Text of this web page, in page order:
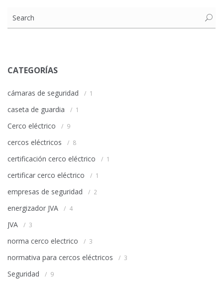
CATEGORÍAS
cámaras de seguridad 1
caseta de guardia 1
Cerco eléctrico 9
cercos eléctricos 8
certificación cerco eléctrico 1
certificar cerco eléctrico 1
empresas de seguridad 2
energizador JVA 4
JVA 3
norma cerco electrico 3
normativa para cercos eléctricos 3
Seguridad 9